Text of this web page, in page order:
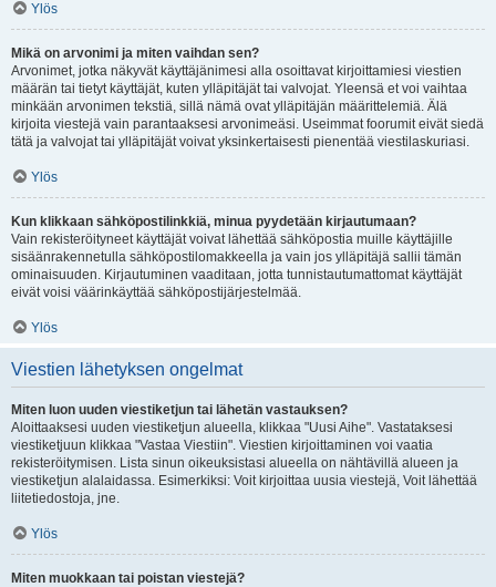
Ylös
Mikä on arvonimi ja miten vaihdan sen?
Arvonimet, jotka näkyvät käyttäjänimesi alla osoittavat kirjoittamiesi viestien
määrän tai tietyt käyttäjät, kuten ylläpitäjät tai valvojat. Yleensä et voi vaihtaa
minkään arvonimen tekstiä, sillä nämä ovat ylläpitäjän määrittelemiä. Älä
kirjoita viestejä vain parantaaksesi arvonimeäsi. Useimmat foorumit eivät siedä
tätä ja valvojat tai ylläpitäjät voivat yksinkertaisesti pienentää viestilaskuriasi.
Ylös
Kun klikkaan sähköpostilinkkiä, minua pyydetään kirjautumaan?
Vain rekisteröityneet käyttäjät voivat lähettää sähköpostia muille käyttäjille
sisäänrakennetulla sähköpostilomakkeella ja vain jos ylläpitäjä sallii tämän
ominaisuuden. Kirjautuminen vaaditaan, jotta tunnistautumattomat käyttäjät
eivät voisi väärinkäyttää sähköpostijärjestelmää.
Ylös
Viestien lähetyksen ongelmat
Miten luon uuden viestiketjun tai lähetän vastauksen?
Aloittaaksesi uuden viestiketjun alueella, klikkaa "Uusi Aihe". Vastataksesi
viestiketjuun klikkaa "Vastaa Viestiin". Viestien kirjoittaminen voi vaatia
rekisteröitymisen. Lista sinun oikeuksistasi alueella on nähtävillä alueen ja
viestiketjun alalaidassa. Esimerkiksi: Voit kirjoittaa uusia viestejä, Voit lähettää
liitetiedostoja, jne.
Ylös
Miten muokkaan tai poistan viestejä?